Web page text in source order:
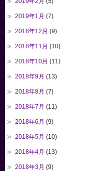
2019年1月 (7)
2018年12月 (9)
2018年11月 (10)
2018年10月 (11)
2018年9月 (13)
2018年8月 (7)
2018年7月 (11)
2018年6月 (9)
2018年5月 (10)
2018年4月 (13)
2018年3月 (9)